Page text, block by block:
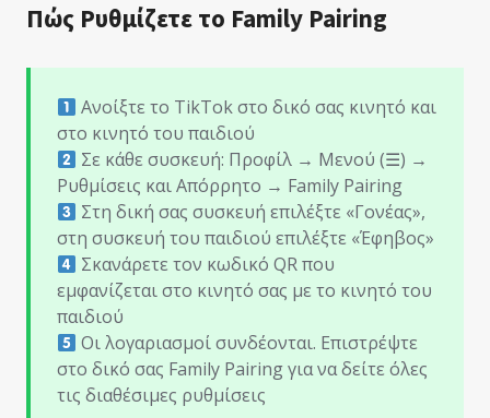
Πώς Ρυθμίζετε το Family Pairing
Ανοίξτε το TikTok στο δικό σας κινητό και
στο κινητό του παιδιού
Σε κάθε συσκευή: Προφίλ → Μενού (☰) →
Ρυθμίσεις και Απόρρητο → Family Pairing
Στη δική σας συσκευή επιλέξτε «Γονέας»,
στη συσκευή του παιδιού επιλέξτε «Έφηβος»
Σκανάρετε τον κωδικό QR που
εμφανίζεται στο κινητό σας με το κινητό του
παιδιού
Οι λογαριασμοί συνδέονται. Επιστρέψτε
στο δικό σας Family Pairing για να δείτε όλες
τις διαθέσιμες ρυθμίσεις